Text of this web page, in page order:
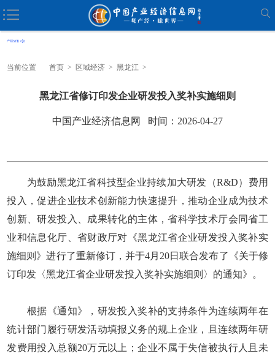
当前位置 首页 > 区域经济 > 黑龙江 >
黑龙江省修订印发企业研发投入奖补实施细则
中国产业经济信息网 时间：2026-04-27
为鼓励黑龙江省科技型企业持续加大研发（R&D）费用
投入，促进企业技术创新能力快速提升，推动企业成为技术
创新、研发投入、成果转化的主体，省科学技术厅会同省工
业和信息化厅、省财政厅对《黑龙江省企业研发投入奖补实
施细则》进行了重新修订，并于4月20日联合发布了《关于修
订印发〈黑龙江省企业研发投入奖补实施细则〉的通知》。
根据《通知》，研发投入奖补的支持条件为连续两年在
统计部门履行研发活动填报义务的规上企业，且连续两年研
发费用投入总额20万元以上；企业不属于失信被执行人且未